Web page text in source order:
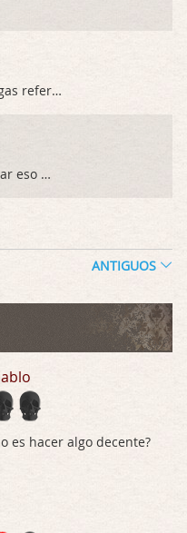
Me encanto que en la reseña hagas referen …
eso …
…
ANTIGUOS
es hacer algo decente?